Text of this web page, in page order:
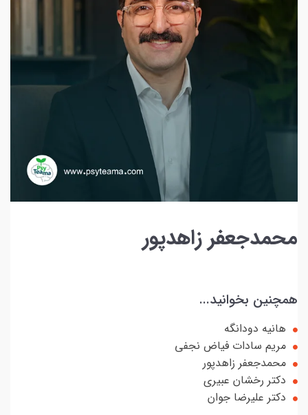
زاهدپور
بخوانید...
هانیه دودانگه
مریم سادات فیاض نجفی
محمدجعفر زاهدپور
دکتر رخشان عبیری
دکتر علیرضا جوان